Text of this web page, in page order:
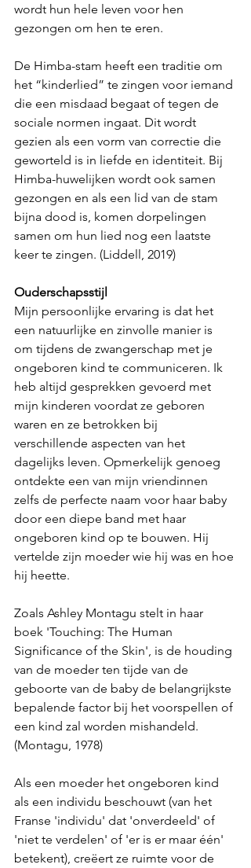
wordt hun hele leven voor hen
gezongen om hen te eren.
De Himba-stam heeft een traditie om
het “kinderlied” te zingen voor iemand
die een misdaad begaat of tegen de
sociale normen ingaat. Dit wordt
gezien als een vorm van correctie die
geworteld is in liefde en identiteit. Bij
Himba-huwelijken wordt ook samen
gezongen en als een lid van de stam
bijna dood is, komen dorpelingen
samen om hun lied nog een laatste
keer te zingen. (Liddell, 2019)
Ouderschapsstijl
Mijn persoonlijke ervaring is dat het
een natuurlijke en zinvolle manier is
om tijdens de zwangerschap met je
ongeboren kind te communiceren. Ik
heb altijd gesprekken gevoerd met
mijn kinderen voordat ze geboren
waren en ze betrokken bij
verschillende aspecten van het
dagelijks leven. Opmerkelijk genoeg
ontdekte een van mijn vriendinnen
zelfs de perfecte naam voor haar baby
door een diepe band met haar
ongeboren kind op te bouwen. Hij
vertelde zijn moeder wie hij was en hoe
hij heette.
Zoals Ashley Montagu stelt in haar
boek 'Touching: The Human
Significance of the Skin', is de houding
van de moeder ten tijde van de
geboorte van de baby de belangrijkste
bepalende factor bij het voorspellen of
een kind zal worden mishandeld.
(Montagu, 1978)
Als een moeder het ongeboren kind
als een individu beschouwt (van het
Franse 'individu' dat 'onverdeeld' of
'niet te verdelen' of 'er is er maar één'
betekent), creëert ze ruimte voor de